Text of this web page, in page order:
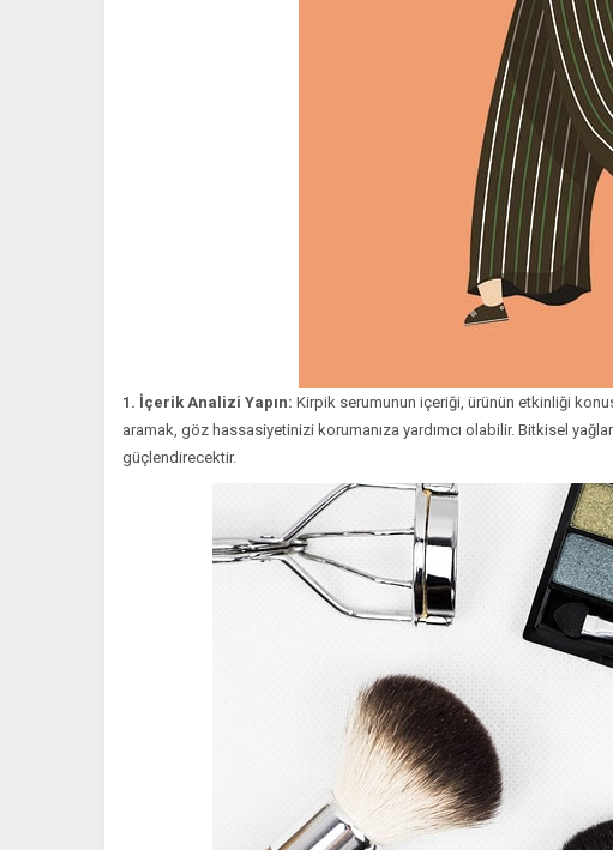
1. İçerik Analizi Yapın: Kirpik serumunun içeriği, ürünün etkinliği
aramak, göz hassasiyetinizi korumanıza yardımcı olabilir. Bitkisel
güçlendirecektir.